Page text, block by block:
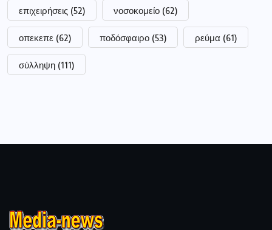
επιχειρήσεις (52) νοσοκομείο (62)
οπεκεπε (62) ποδόσφαιρο (53) ρεύμα (61)
σύλληψη (111)